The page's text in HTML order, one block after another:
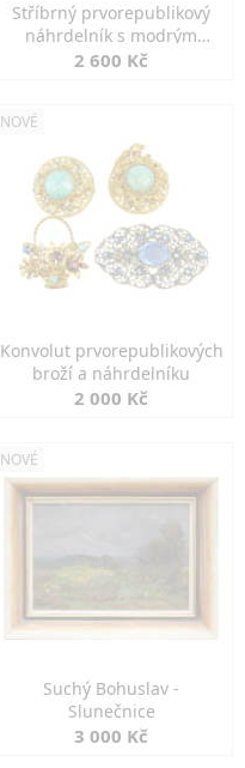
Stříbrný prvorepublikový
náhrdelník s modrým
spinelem
2 600 Kč
NOVÉ
Konvolut prvorepublikových
broží a náhrdelníku
2 000 Kč
NOVÉ
Suchý Bohuslav -
Slunečnice
3 000 Kč